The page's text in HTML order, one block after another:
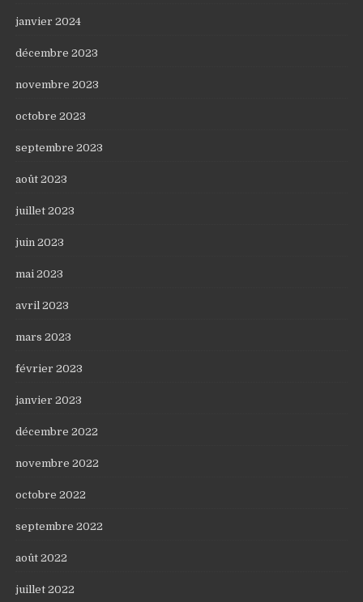
janvier 2024
décembre 2023
novembre 2023
octobre 2023
septembre 2023
août 2023
juillet 2023
juin 2023
mai 2023
avril 2023
mars 2023
février 2023
janvier 2023
décembre 2022
novembre 2022
octobre 2022
septembre 2022
août 2022
juillet 2022